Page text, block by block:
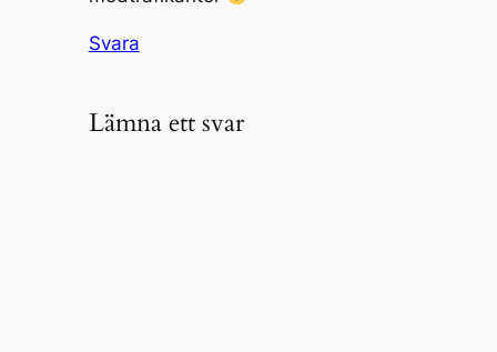
Svara
Lämna ett svar